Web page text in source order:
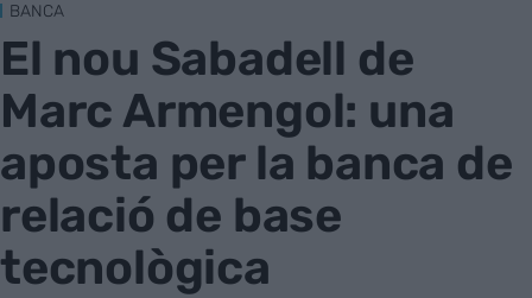
BANCA
El nou Sabadell de
Marc Armengol: una
aposta per la banca de
relació de base
tecnològica